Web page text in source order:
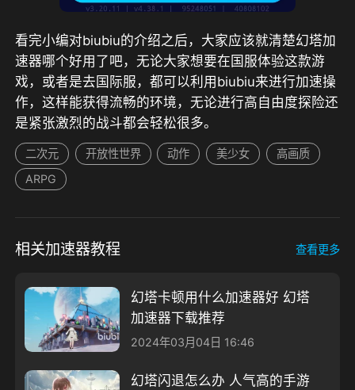
看完小编对biubiu的介绍之后，大家应该就清楚幻塔加
速器哪个好用了吧，无论大家想要在国服体验这款游
戏，或者是去国际服，都可以利用biubiu来进行加速操
作，这样能获得流畅的环境，无论进行高自由度探险还
是紧张激烈的战斗都会轻松很多。
二次元 开放性世界 动作 美少女
高画质
ARPG
相关加速器教程 查看更多
幻塔卡顿用什么加速器好 幻塔
加速器下载推荐
2024年03月04日 16:46
幻塔闪退怎么办 人气高的手游